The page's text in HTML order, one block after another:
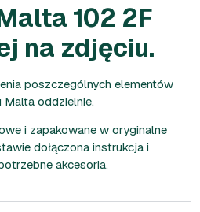
102 2F
na zdjęciu.
poszczególnych elementów
oddzielnie.
i zapakowane w oryginalne
dołączona instrukcja i
akcesoria.